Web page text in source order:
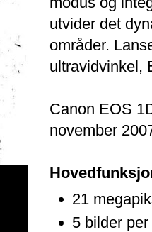
utvider det
områder.
ultravidvinkel,
Canon EOS
november
21
5 bilder